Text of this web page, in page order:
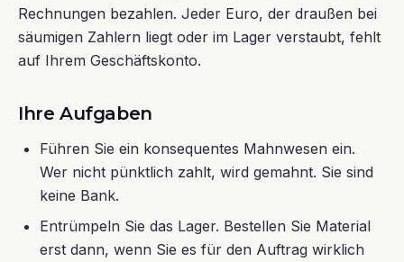
Rechnungen bezahlen. Jeder Euro, der draußen bei
säumigen Zahlern liegt oder im Lager verstaubt, fehlt
auf Ihrem Geschäftskonto.
Ihre Aufgaben
Führen Sie ein konsequentes Mahnwesen ein.
Wer nicht pünktlich zahlt, wird gemahnt. Sie sind
keine Bank.
Entrümpeln Sie das Lager. Bestellen Sie Material
erst dann, wenn Sie es für den Auftrag wirklich